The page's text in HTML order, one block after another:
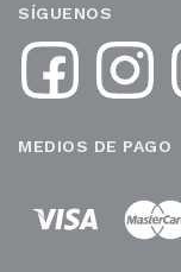
SÍGUENOS
MEDIOS DE PAGO